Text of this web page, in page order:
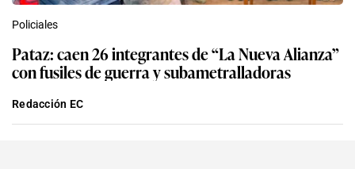
Policiales
Pataz: caen 26 integrantes de “La Nueva Alianza”
con fusiles de guerra y subametralladoras
Redacción EC